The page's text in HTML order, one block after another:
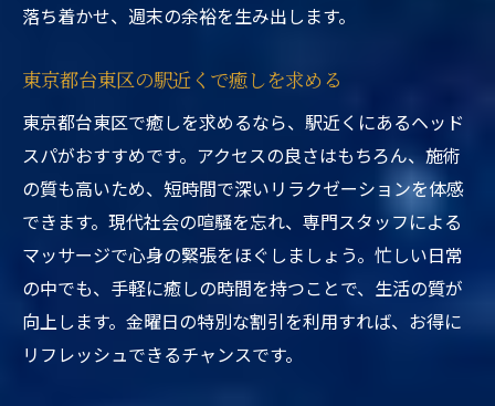
落ち着かせ、週末の余裕を生み出します。
東京都台東区の駅近くで癒しを求める
東京都台東区で癒しを求めるなら、駅近くにあるヘッド
スパがおすすめです。アクセスの良さはもちろん、施術
の質も高いため、短時間で深いリラクゼーションを体感
できます。現代社会の喧騒を忘れ、専門スタッフによる
マッサージで心身の緊張をほぐしましょう。忙しい日常
の中でも、手軽に癒しの時間を持つことで、生活の質が
向上します。金曜日の特別な割引を利用すれば、お得に
リフレッシュできるチャンスです。